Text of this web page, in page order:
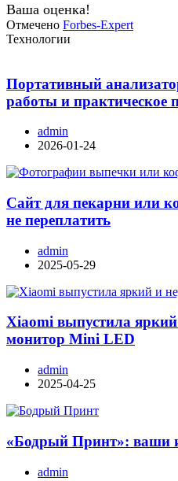
Ваша оценка!
Отмечено Forbes-Expert
Технологии
Портативный
работы и практическое
admin
2026-01-24
Сайт для пекарни или
не переплатить
admin
2025-05-29
Xiaomi выпустила
монитор Mini LED
admin
2025-04-25
«Бодрый Принт»: ваши
admin